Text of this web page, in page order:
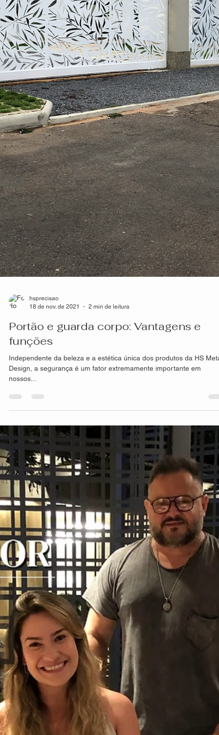
hsprecisao
18 de nov. de 2021
2 min de leitura
Portão e guarda corpo: Vantagens e
funções
Independente da beleza e a estética única dos produtos da HS
Design, a segurança é um fator extremamente importante em
nossos...